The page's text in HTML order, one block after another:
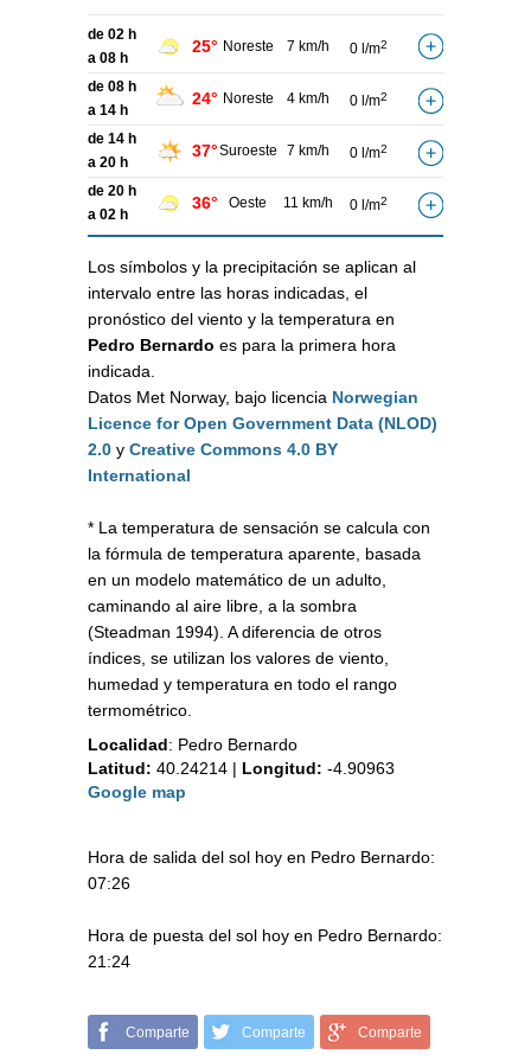
de 02 h
a 08 h
25° Noreste 7 km/h 0 l/m2
de 08 h
a 14 h
24° Noreste 4 km/h 0 l/m2
de 14 h
a 20 h
37°Suroeste 7 km/h 0 l/m2
de 20 h
a 02 h
36° Oeste 11 km/h 0 l/m2
Los símbolos y la precipitación se aplican al
intervalo entre las horas indicadas, el
pronóstico del viento y la temperatura en
Pedro Bernardo es para la primera hora
indicada.
Datos Met Norway, bajo licencia Norwegian
Licence for Open Government Data (NLOD)
2.0 y Creative Commons 4.0 BY
International
* La temperatura de sensación se calcula con
la fórmula de temperatura aparente, basada
en un modelo matemático de un adulto,
caminando al aire libre, a la sombra
(Steadman 1994). A diferencia de otros
índices, se utilizan los valores de viento,
humedad y temperatura en todo el rango
termométrico.
Localidad: Pedro Bernardo
Latitud: 40.24214 | Longitud: -4.90963
Google map
Hora de salida del sol hoy en Pedro Bernardo:
07:26
Hora de puesta del sol hoy en Pedro Bernardo:
21:24
Comparte Comparte Comparte